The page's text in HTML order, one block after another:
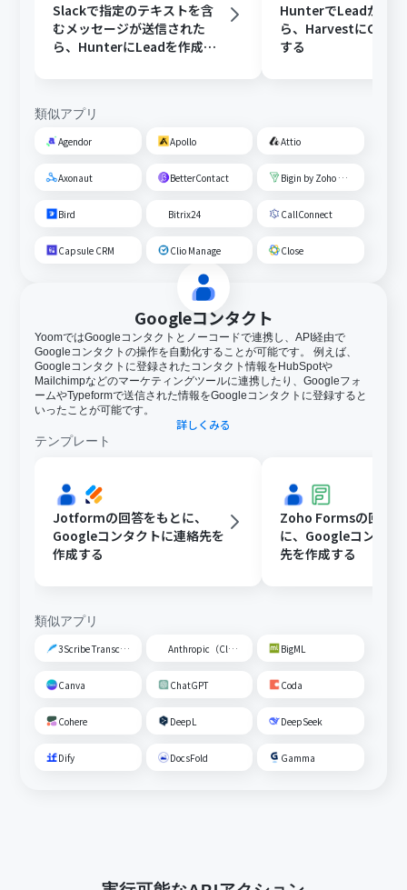
Slackで指定のテキストを含
むメッセージが送信された
ら、HunterにLeadを作成し
HunterでLeadが登
ら、HarvestにClient
する
類似アプリ
Agendor Apollo Attio
Axonaut BetterContact Bigin by Zoho CRM
Bird Bitrix24 CallConnect
Capsule CRM Clio Manage Close
Googleコンタクト
YoomではGoogleコンタクトとノーコードで連携し、API経由で
Googleコンタクトの操作を自動化することが可能です。 例えば、
Googleコンタクトに登録されたコンタクト情報をHubSpotや
Mailchimpなどのマーケティングツールに連携したり、Googleフォ
ームやTypeformで送信された情報をGoogleコンタクトに登録すると
いったことが可能です。
詳しくみる
テンプレート
Jotformの回答をもとに、
Googleコンタクトに連絡先を
作成する
Zoho Formsの回答
に、Googleコンタク
先を作成する
類似アプリ
3Scribe Transcription Anthropic（Claude） BigML
Canva ChatGPT Coda
Cohere DeepL DeepSeek
Dify DocsFold Gamma